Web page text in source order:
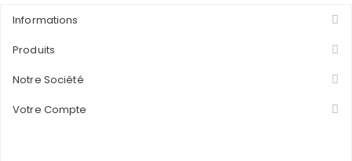
Informations
Produits
Notre Société
Votre Compte